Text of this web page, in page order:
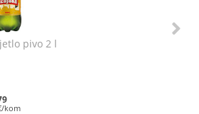
pivo 2 l
kom